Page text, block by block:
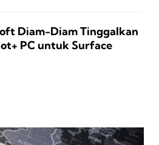
Diam-Diam Tinggalkan
PC untuk Surface